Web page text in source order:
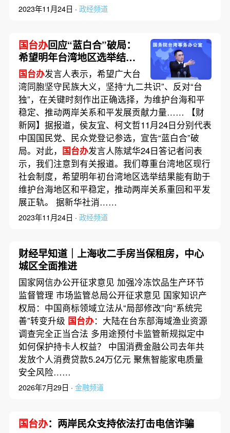
2023年11月24日 · 政经频道
国台办回应“蓝白合”破局：
希望明年台湾地区选举结果
有助维护台海和平稳定
国台办发言人表示，希望广大台
湾同胞坚守民族大义，坚持“九二共识”、反对“台
独”，在关键时刻作出正确选择，为维护台海和平
稳定、推动两岸关系和平发展贡献力量…… 【财
新网】据报道，侯友宜、柯文哲11月24日分别代表
中国国民党、民众党登记参选，宣告“蓝白合”破
局。对此， 国台办发言人陈斌华24日答记者问表
示，我们注意到有关报道。我们尊重台湾地区现行
社会制度，希望明年初台湾地区选举结果能有助于
维护台海地区和平稳定，推动两岸关系重回和平发
展正轨。 据新华社消……
2023年11月24日 · 政经频道
财经早知道｜上海收二手房当保租房，中心
城区全面推进
国家网信办公开征求意见 加强冷冻饮品生产环节
监督管理 市场监管总局公开征求意见 国家知识产
权局：中国商标领域立法从“局部修改”向“系统完
善”转变升级 国台办：大陆在台东部海域渔业资源
调查完全正当合法 多用途预付卡监管新规拟定中
如何保护持卡人权益？ 中国消费金融公司去年共
发放个人消费贷款5.24万亿元 聚焦智能家电质量
安全风险……
2026年7月29日 · 金融频道
国台办：两岸民众支持依法打击电信诈骗